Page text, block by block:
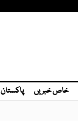
خاص خبریں پاکستان